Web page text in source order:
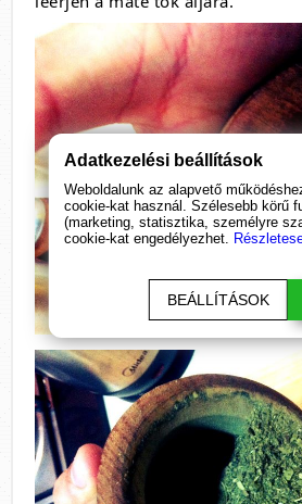
Adatkezelési beállítások
Weboldalunk az alapvető
cookie-kat használ. Szélesebb körű
(marketing, statisztika, személyre
cookie-kat engedélyezhet.
BEÁLLÍTÁSOK